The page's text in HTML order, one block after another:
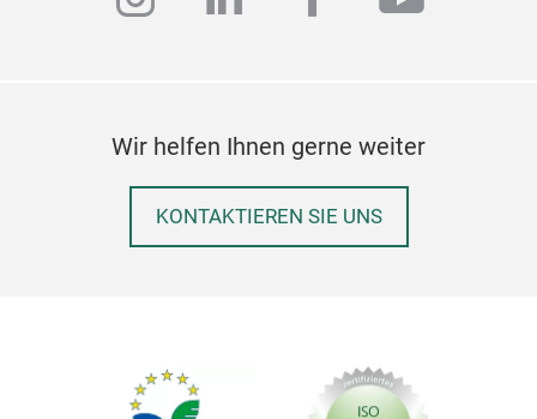
Wir helfen Ihnen gerne weiter
KONTAKTIEREN SIE UNS